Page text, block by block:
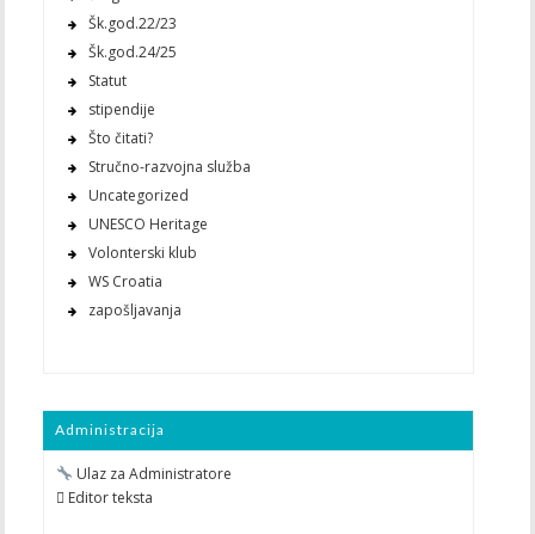
Šk.god.22/23
Šk.god.24/25
Statut
stipendije
Što čitati?
Stručno-razvojna služba
Uncategorized
UNESCO Heritage
Volonterski klub
WS Croatia
zapošljavanja
Administracija
Ulaz za Administratore
 Editor teksta